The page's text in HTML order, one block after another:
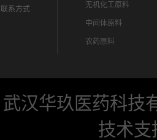
联系方式 无机化工原料
中间体原料
农药原料
武汉华玖医药科技
技术